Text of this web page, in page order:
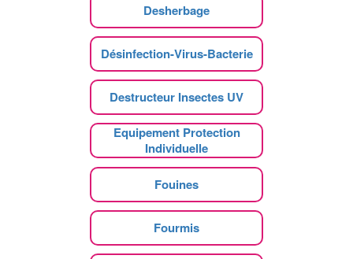
Desherbage
Désinfection-Virus-Bacterie
Destructeur Insectes UV
Equipement Protection
Individuelle
Fouines
Fourmis